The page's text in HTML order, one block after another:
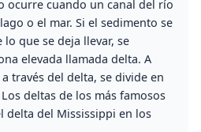
ocurre cuando un canal del río
o el mar. Si el sedimento se
que se deja llevar, se
elevada llamada delta. A
través del delta, se divide en
deltas de los más famosos
delta del Mississippi en los